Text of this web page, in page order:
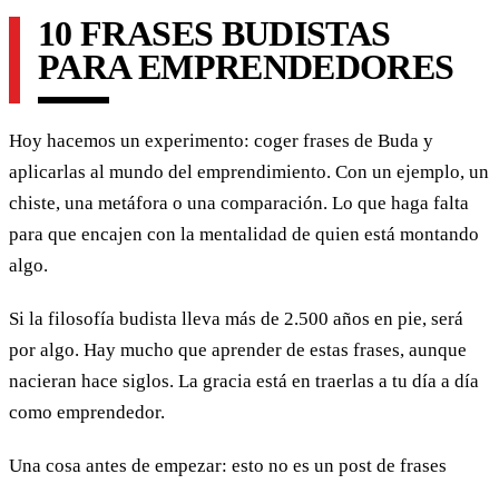
10 FRASES BUDISTAS
PARA EMPRENDEDORES
Hoy hacemos un experimento: coger frases de Buda y
aplicarlas al mundo del emprendimiento. Con un ejemplo, un
chiste, una metáfora o una comparación. Lo que haga falta
para que encajen con la mentalidad de quien está montando
algo.
Si la filosofía budista lleva más de 2.500 años en pie, será
por algo. Hay mucho que aprender de estas frases, aunque
nacieran hace siglos. La gracia está en traerlas a tu día a día
como emprendedor.
Una cosa antes de empezar: esto no es un post de frases